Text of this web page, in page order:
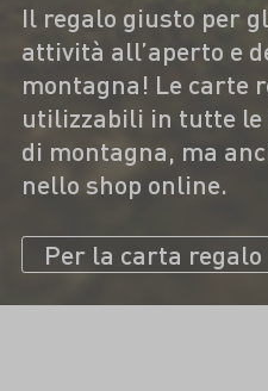
Il regalo giusto per
attività all’aperto e
montagna! Le carte
utilizzabili in tutte
di montagna, ma
nello shop online.
Per la carta regalo